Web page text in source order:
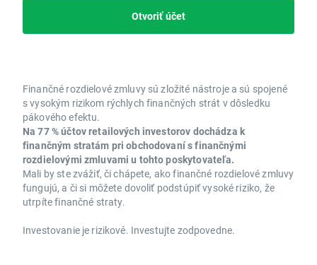
Otvoriť účet
Finančné rozdielové zmluvy sú zložité nástroje a sú spojené
s vysokým rizikom rýchlych finančných strát v dôsledku
pákového efektu.
Na 77 % účtov retailových investorov dochádza k
finančným stratám pri obchodovaní s finančnými
rozdielovými zmluvami u tohto poskytovateľa.
Mali by ste zvážiť, či chápete, ako finančné rozdielové zmluvy
fungujú, a či si môžete dovoliť podstúpiť vysoké riziko, že
utrpíte finančné straty.
Investovanie je rizikové. Investujte zodpovedne.